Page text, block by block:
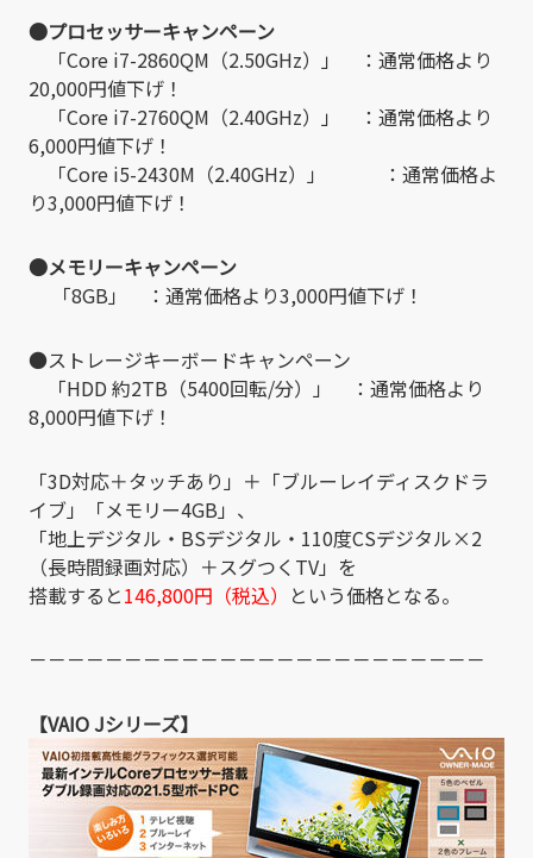
●プロセッサーキャンペーン
「Core i7-2860QM（2.50GHz）」 ：通常価格より
20,000円値下げ！
「Core i7-2760QM（2.40GHz）」 ：通常価格より
6,000円値下げ！
「Core i5-2430M（2.40GHz）」 ：通常価格よ
り3,000円値下げ！
●メモリーキャンペーン
「8GB」 ：通常価格より3,000円値下げ！
●ストレージキーボードキャンペーン
「HDD 約2TB（5400回転/分）」 ：通常価格より
8,000円値下げ！
「3D対応＋タッチあり」＋「ブルーレイディスクドラ
イブ」「メモリー4GB」、
「地上デジタル・BSデジタル・110度CSデジタル×2
（長時間録画対応）＋スグつくTV」を
搭載すると146,800円（税込） という価格となる。
－－－－－－－－－－－－－－－－－－－－－－－－
【VAIO Jシリーズ】